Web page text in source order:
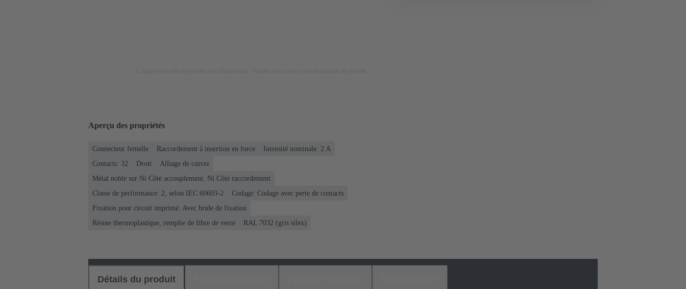
Aperçu des propriétés
Connecteur femelle Raccordement à insertion en force
Intensité nominale: ‌2 A
Contacts: 32
Droit
Alliage de cuivre
Métal noble sur Ni Côté accouplement, Ni Côté raccordement
Classe de performance: 2, selon IEC 60603-2
Codage: Codage avec perte de contacts
Fixation pour circuit imprimé: Avec bride de fixation
Résine thermoplastique, remplie de fibre de verre
RAL 7032 (gris silex)
Détails du produit